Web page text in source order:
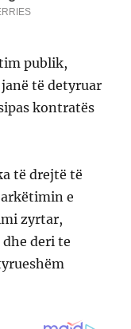
publik,
të detyruar
kontratës
të drejtë të
e
zyrtar,
deri te